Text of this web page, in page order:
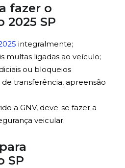
fazer o
SP
integralmente;
multas ligadas ao veículo;
ou bloqueios
transferência, apreensão
a GNV, deve-se fazer a
veicular.
SP